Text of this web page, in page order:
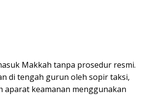
Makkah tanpa prosedur resmi.
di tengah gurun oleh sopir taksi,
aparat keamanan menggunakan